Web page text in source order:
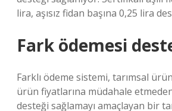
lira, aşısız fidan başına 0,25 lira
Fark ödemesi
Farklı ödeme sistemi, tarımsal
ürün fiyatlarına müdahale
desteği sağlamayı amaçlayan bir